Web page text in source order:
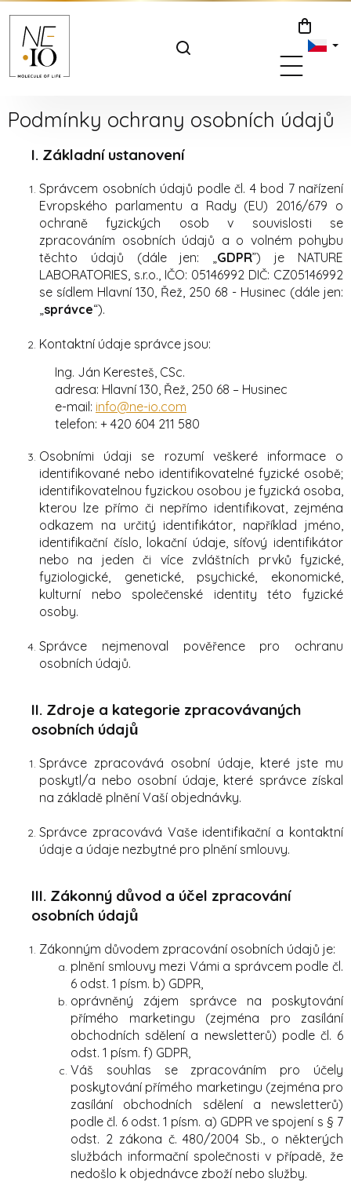
Přejít
obsah
NÁKUPNÍ
KOŠÍK
Podmínky ochrany osobních údajů
I. Základní ustanovení
Správcem osobních údajů podle čl. 4 bod 7 nařízení
Evropského parlamentu a Rady (EU) 2016/679 o
ochraně fyzických osob v souvislosti se
zpracováním osobních údajů a o volném pohybu
těchto údajů (dále jen: „ GDPR”) je NATURE
LABORATORIES, s.r.o., IČO: 05146992 DIČ: CZ05146992
se sídlem Hlavní 130, Řež, 250 68 - Husinec (dále jen:
správce“).
Kontaktní údaje správce jsou:
Ing. Ján Keresteš, CSc.
adresa: Hlavní 130, Řež, 250 68 – Husinec
e-mail: info@ne-io.com
telefon: + 420 604 211 580
Osobními údaji se rozumí veškeré informace o
identifikované nebo identifikovatelné fyzické osobě;
identifikovatelnou fyzickou osobou je fyzická osoba,
kterou lze přímo či nepřímo identifikovat, zejména
odkazem na určitý identifikátor, například jméno,
identifikační číslo, lokační údaje, síťový identifikátor
nebo na jeden či více zvláštních prvků fyzické,
fyziologické, genetické, psychické, ekonomické,
kulturní nebo společenské identity této fyzické
osoby.
Správce nejmenoval pověřence pro ochranu
osobních údajů.
II. Zdroje a kategorie zpracovávaných
osobních údajů
Správce zpracovává osobní údaje, které jste mu
poskytl/a nebo osobní údaje, které správce získal
na základě plnění Vaší objednávky.
Správce zpracovává Vaše identifikační a kontaktní
údaje a údaje nezbytné pro plnění smlouvy.
III. Zákonný důvod a účel zpracování
osobních údajů
Zákonným důvodem zpracování osobních údajů je:
plnění smlouvy mezi Vámi a správcem podle čl.
6 odst. 1 písm. b) GDPR,
oprávněný zájem správce na poskytování
přímého marketingu (zejména pro zasílání
obchodních sdělení a newsletterů) podle čl. 6
odst. 1 písm. f) GDPR,
Váš souhlas se zpracováním pro účely
poskytování přímého marketingu (zejména pro
zasílání obchodních sdělení a newsletterů)
podle čl. 6 odst. 1 písm. a) GDPR ve spojení s § 7
odst. 2 zákona č. 480/2004 Sb., o některých
službách informační společnosti v případě, že
nedošlo k objednávce zboží nebo služby.